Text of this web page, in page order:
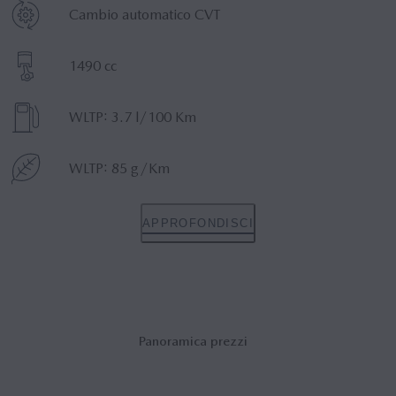
TRASMISSIONE
Cambio automatico CVT
CILINDRATA
1490 cc
Consumo
WLTP: 3.7 l/100 Km
EMISSIONI CO2
WLTP: 85 g/Km
APPROFONDISCI
Panoramica prezzi